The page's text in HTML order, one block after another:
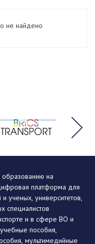
не найдено
на
платформа для
ученых, университетов,
специалистов
и в сфере ВО и
пособия,
мультимедийные